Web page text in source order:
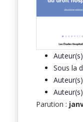
Auteur(s)
Sous la
Auteur(s)
Auteur(s)
Parution :